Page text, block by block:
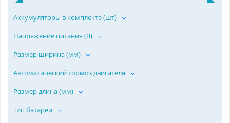
Аккумуляторы в комплекте (шт)
Напряжение питания (В)
Размер ширина (мм)
Автоматический тормоз двигателя
Размер длина (мм)
Тип батареи